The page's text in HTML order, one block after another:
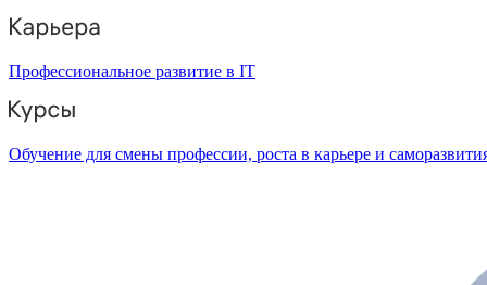
Профессиональное развитие в IT
Обучение для смены профессии, роста в карьере и